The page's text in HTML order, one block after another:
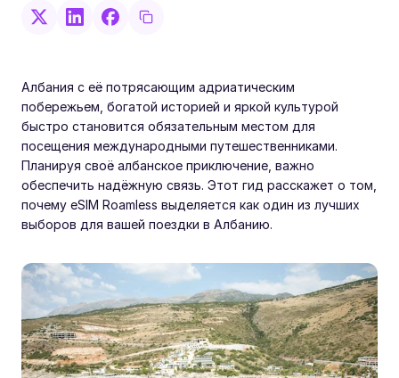
Албания с её потрясающим адриатическим
побережьем, богатой историей и яркой культурой
быстро становится обязательным местом для
посещения международными путешественниками.
Планируя своё албанское приключение, важно
обеспечить надёжную связь. Этот гид расскажет о том,
почему eSIM Roamless выделяется как один из лучших
выборов для вашей поездки в Албанию.